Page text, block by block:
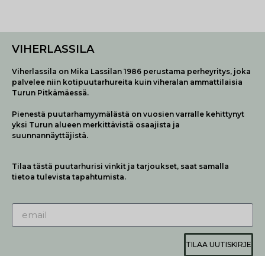
VIHERLASSILA
Viherlassila on Mika Lassilan 1986 perustama perheyritys, joka
palvelee niin kotipuutarhureita kuin viheralan ammattilaisia
Turun Pitkämäessä.
Pienestä puutarhamyymälästä on vuosien varralle kehittynyt
yksi Turun alueen merkittävistä osaajista ja
suunnannäyttäjistä.
Tilaa tästä puutarhurisi vinkit ja tarjoukset, saat samalla
tietoa tulevista tapahtumista.
TILAA UUTISKIRJE